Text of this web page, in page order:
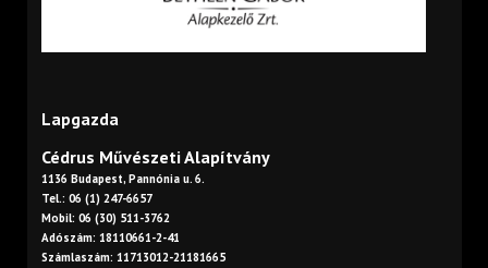
Lapgazda
Cédrus Művészeti Alapítvány
1136 Budapest, Pannónia u. 6.
Tel.: 06 (1) 247-6657
Mobil: 06 (30) 511-3762
Adószám: 18110661-2-41
Számlaszám: 11713012-21181665